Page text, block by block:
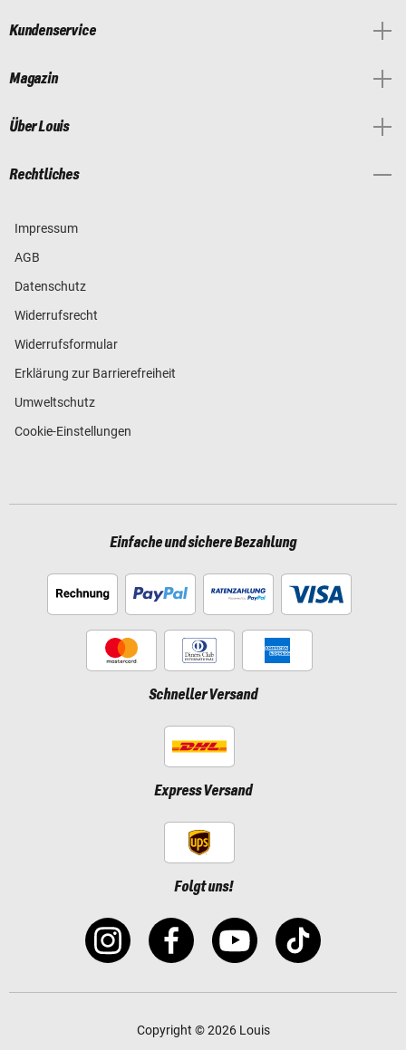
Kundenservice
Magazin
Über Louis
Rechtliches
Impressum
AGB
Datenschutz
Widerrufsrecht
Widerrufsformular
Erklärung zur Barrierefreiheit
Umweltschutz
Cookie-Einstellungen
Einfache und sichere Bezahlung
Schneller Versand
Express Versand
Folgt uns!
Copyright © 2026 Louis